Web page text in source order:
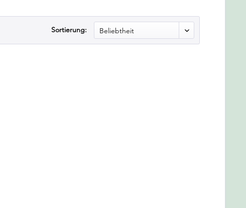
Sortierung: